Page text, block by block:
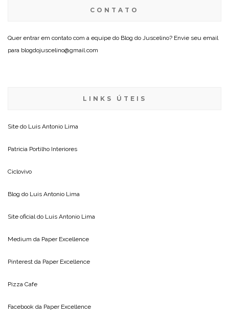
CONTATO
Quer entrar em contato com a equipe do Blog do Juscelino? Envie seu email
para blogdojuscelino@gmail.com
LINKS ÚTEIS
Site do Luis Antonio Lima
Patricia Portilho Interiores
Ciclovivo
Blog do Luis Antonio Lima
Site oficial do Luis Antonio Lima
Medium da Paper Excellence
Pinterest da Paper Excellence
Pizza Cafe
Facebook da Paper Excellence